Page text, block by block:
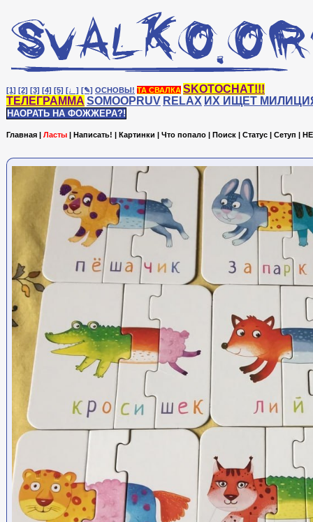
[1] [2] [3] [4] [5] [♩] [✎] ОСНОВЫ! ТА СВАЛКА SKOTOCHAT!!!
ТЕЛЕГРАММА SOMOOPRUV RELAX ИХ ИЩЕТ
НАОРАТЬ НА ФОЖЖЕРА?!
Главная | Ласты | Написать! | Картинки | Что попало | Поиск | Статус | Сетуп |